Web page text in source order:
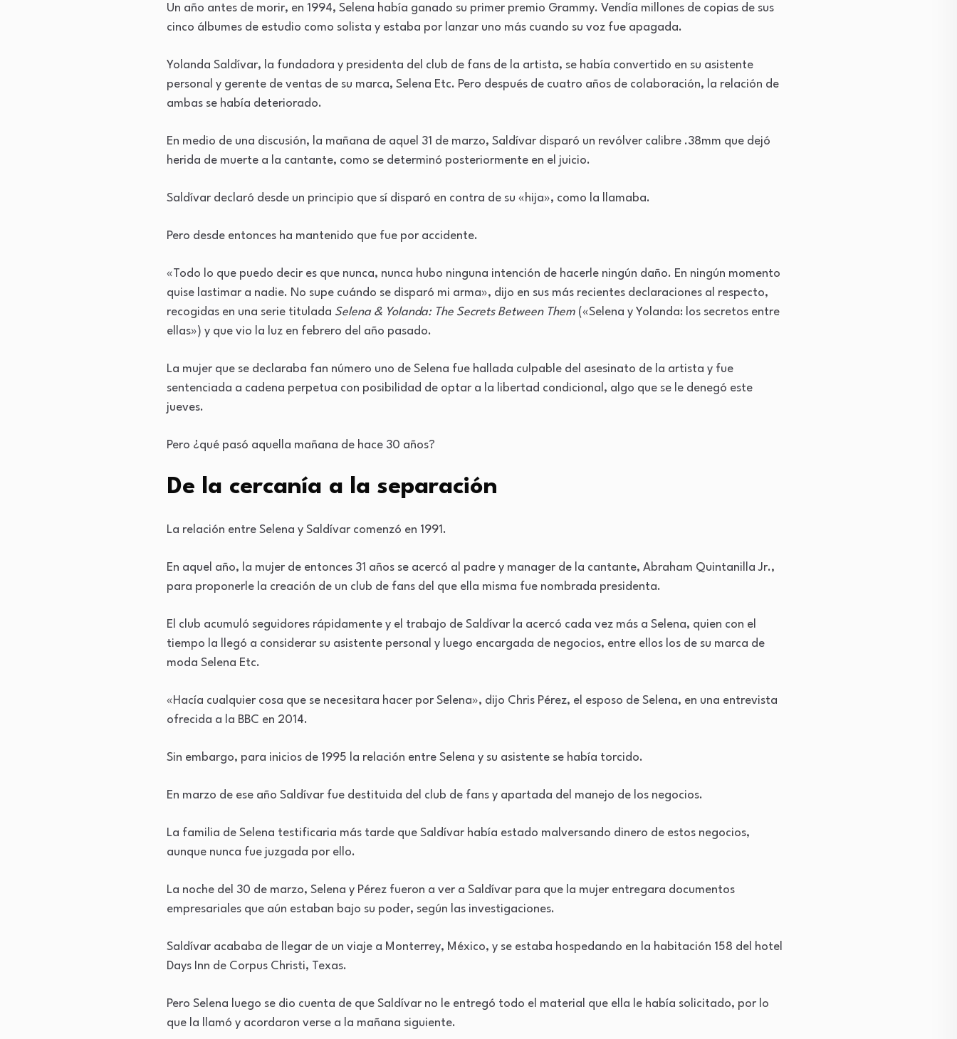
Un año antes de morir, en 1994, Selena había ganado su primer premio Grammy. Vendía millones de copias de sus
cinco álbumes de estudio como solista y estaba por lanzar uno más cuando su voz fue apagada.
Yolanda Saldívar, la fundadora y presidenta del club de fans de la artista, se había convertido en su asistente
personal y gerente de ventas de su marca, Selena Etc. Pero después de cuatro años de colaboración, la relación de
ambas se había deteriorado.
En medio de una discusión, la mañana de aquel 31 de marzo, Saldívar disparó un revólver calibre .38mm que dejó
herida de muerte a la cantante, como se determinó posteriormente en el juicio.
Saldívar declaró desde un principio que sí disparó en contra de su «hija», como la llamaba.
Pero desde entonces ha mantenido que fue por accidente.
«Todo lo que puedo decir es que nunca, nunca hubo ninguna intención de hacerle ningún daño. En ningún momento
quise lastimar a nadie. No supe cuándo se disparó mi arma», dijo en sus más recientes declaraciones al respecto,
recogidas en una serie titulada Selena & Yolanda: The Secrets Between Them («Selena y Yolanda: los secretos entre
ellas») y que vio la luz en febrero del año pasado.
La mujer que se declaraba fan número uno de Selena fue hallada culpable del asesinato de la artista y fue
sentenciada a cadena perpetua con posibilidad de optar a la libertad condicional, algo que se le denegó este
jueves.
Pero ¿qué pasó aquella mañana de hace 30 años?
De la cercanía a la separación
La relación entre Selena y Saldívar comenzó en 1991.
En aquel año, la mujer de entonces 31 años se acercó al padre y manager de la cantante, Abraham Quintanilla Jr.,
para proponerle la creación de un club de fans del que ella misma fue nombrada presidenta.
El club acumuló seguidores rápidamente y el trabajo de Saldívar la acercó cada vez más a Selena, quien con el
tiempo la llegó a considerar su asistente personal y luego encargada de negocios, entre ellos los de su marca de
moda Selena Etc.
«Hacía cualquier cosa que se necesitara hacer por Selena», dijo Chris Pérez, el esposo de Selena, en una entrevista
ofrecida a la BBC en 2014.
Sin embargo, para inicios de 1995 la relación entre Selena y su asistente se había torcido.
En marzo de ese año Saldívar fue destituida del club de fans y apartada del manejo de los negocios.
La familia de Selena testificaria más tarde que Saldívar había estado malversando dinero de estos negocios,
aunque nunca fue juzgada por ello.
La noche del 30 de marzo, Selena y Pérez fueron a ver a Saldívar para que la mujer entregara documentos
empresariales que aún estaban bajo su poder, según las investigaciones.
Saldívar acababa de llegar de un viaje a Monterrey, México, y se estaba hospedando en la habitación 158 del hotel
Days Inn de Corpus Christi, Texas.
Pero Selena luego se dio cuenta de que Saldívar no le entregó todo el material que ella le había solicitado, por lo
que la llamó y acordaron verse a la mañana siguiente.